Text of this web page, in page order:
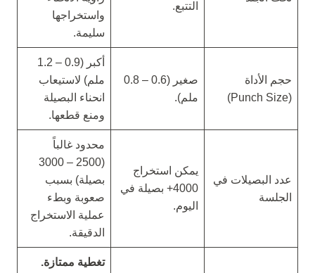
التتبع.
واستخراجها
سليمة.
حجم الأداة
(Punch Size)
صغير (0.6 – 0.8
ملم).
أكبر (0.9 – 1.2
ملم) لاستيعاب
انحناء البصيلة
ومنع قطعها.
عدد البصيلات في
الجلسة
يمكن استخراج
4000+ بصيلة في
اليوم.
محدود غالباً
(2500 – 3000
بصيلة) بسبب
صعوبة وبطء
عملية الاستخراج
الدقيقة.
تغطية ممتازة.